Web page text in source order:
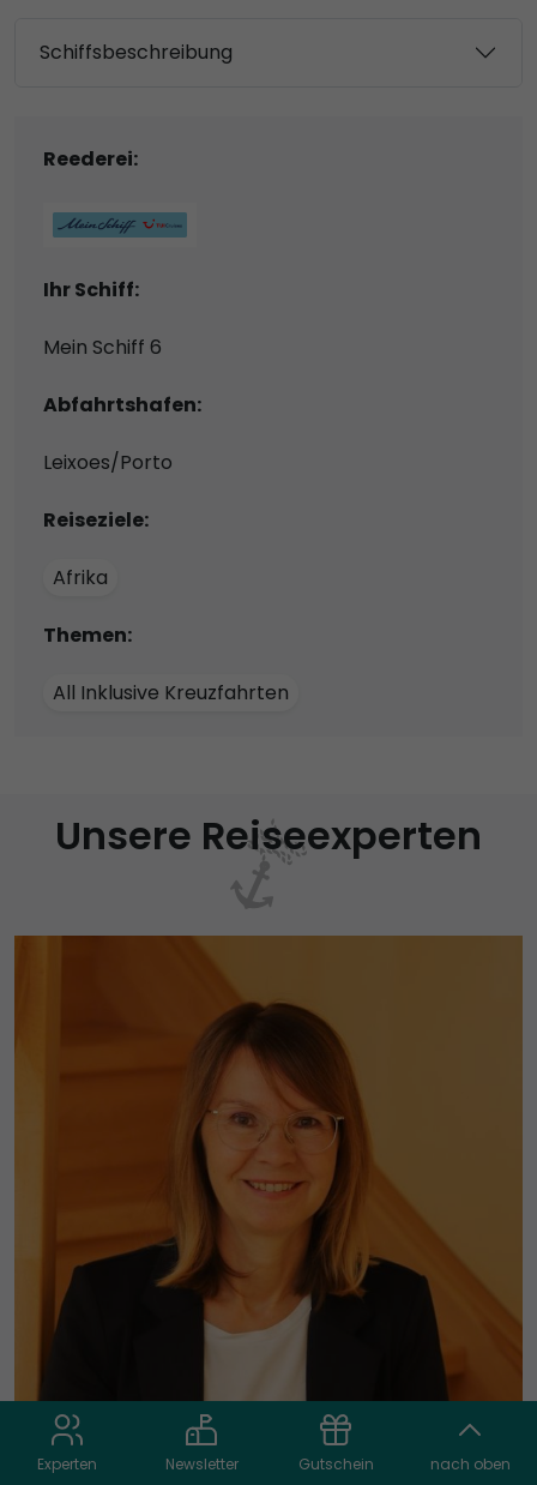
Schiffsbeschreibung
Reederei:
Ihr Schiff:
Mein Schiff 6
Abfahrtshafen:
Leixoes/Porto
Reiseziele:
Afrika
Themen:
All Inklusive Kreuzfahrten
Unsere Reiseexperten
Experten Newsletter Gutschein nach oben